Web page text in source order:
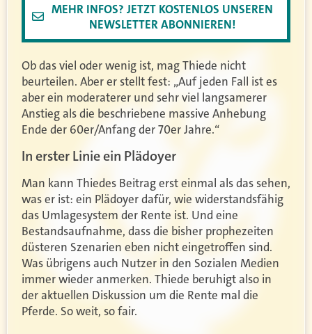
MEHR INFOS? JETZT KOSTENLOS UNSEREN
NEWSLETTER ABONNIEREN!
Ob das viel oder wenig ist, mag Thiede nicht
beurteilen. Aber er stellt fest: „Auf jeden Fall ist es
aber ein moderaterer und sehr viel langsamerer
Anstieg als die beschriebene massive Anhebung
Ende der 60er/Anfang der 70er Jahre.“
In erster Linie ein Plädoyer
Man kann Thiedes Beitrag erst einmal als das sehen,
was er ist: ein Plädoyer dafür, wie widerstandsfähig
das Umlagesystem der Rente ist. Und eine
Bestandsaufnahme, dass die bisher prophezeiten
düsteren Szenarien eben nicht eingetroffen sind.
Was übrigens auch Nutzer in den Sozialen Medien
immer wieder anmerken. Thiede beruhigt also in
der aktuellen Diskussion um die Rente mal die
Pferde. So weit, so fair.